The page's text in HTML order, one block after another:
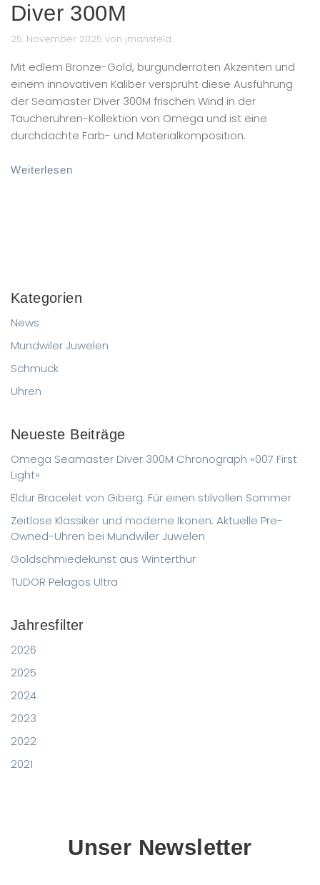
Diver 300M
25. November 2025 von jmansfeld
Mit edlem Bronze-Gold, burgunderroten Akzenten und
einem innovativen Kaliber versprüht diese Ausführung
der Seamaster Diver 300M frischen Wind in der
Taucheruhren-Kollektion von Omega und ist eine
durchdachte Farb- und Materialkomposition.
Weiterlesen
Kategorien
News
Mundwiler Juwelen
Schmuck
Uhren
Neueste Beiträge
Omega Seamaster Diver 300M Chronograph «007 First
Light»
Eldur Bracelet von Giberg: Für einen stilvollen Sommer
Zeitlose Klassiker und moderne Ikonen: Aktuelle Pre-
Owned-Uhren bei Mundwiler Juwelen
Goldschmiedekunst aus Winterthur
TUDOR Pelagos Ultra
Jahresfilter
2026
2025
2024
2023
2022
2021
Unser Newsletter